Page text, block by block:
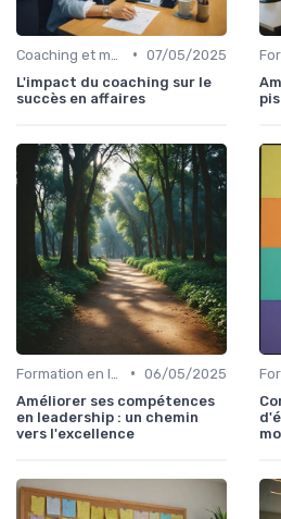
• 07/05/2025
L'impact du coaching sur le
succès en affaires
• 06/05/2025
Améliorer ses compétences
en leadership : un chemin
vers l'excellence